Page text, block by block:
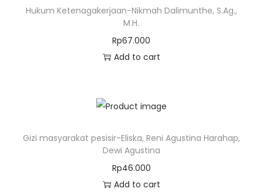
Hukum Ketenagakerjaan-Nikmah Dalimunthe, S.Ag.,
M.H.
Rp67.000
Add to cart
Gizi masyarakat pesisir-Eliska, Reni Agustina Harahap,
Dewi Agustina
Rp46.000
Add to cart